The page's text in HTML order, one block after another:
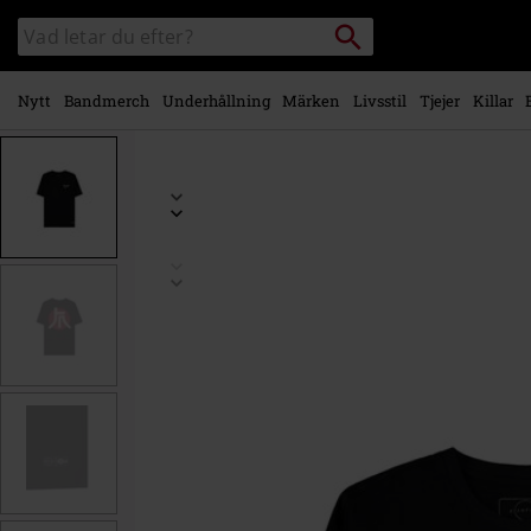
Gå till
huvudinnehåll
Sök
i
katalogen
Sök
Nytt Bandmerch Underhållning Märken Livsstil Tjejer Killar
www.emp-